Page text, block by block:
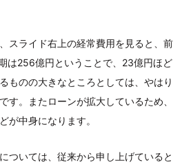
スライド右上の経常費用を見ると、前
は256億円ということで、23億円ほど
ものの大きなところとしては、やはり
す。またローンが拡大しているため、
が中身になります。
ついては、従来から申し上げていると